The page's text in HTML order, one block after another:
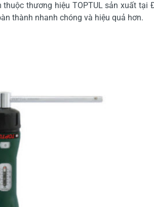
thương hiệu TOPTUL sản xuất tại
thành nhanh chóng và hiệu quả hơn.